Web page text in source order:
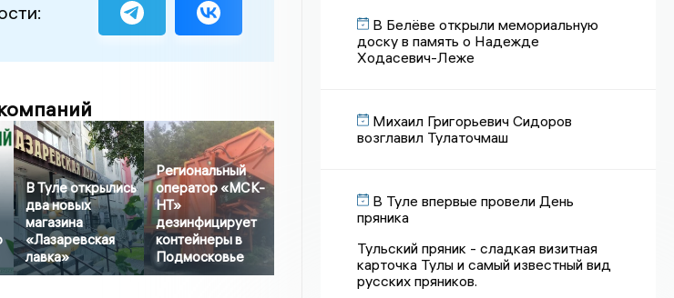
В Туле открылись
два новых
магазина
«Лазаревская
лавка»
Региональный
оператор «МСК-
НТ»
дезинфицирует
контейнеры в
Подмосковье
В Белёве открыли мемориальную
доску в память о Надежде
Ходасевич-Леже
Михаил Григорьевич Сидоров
возглавил Тулаточмаш
В Туле впервые провели День
пряника
Тульский пряник - сладкая визитная
карточка Тулы и самый известный вид
русских пряников.